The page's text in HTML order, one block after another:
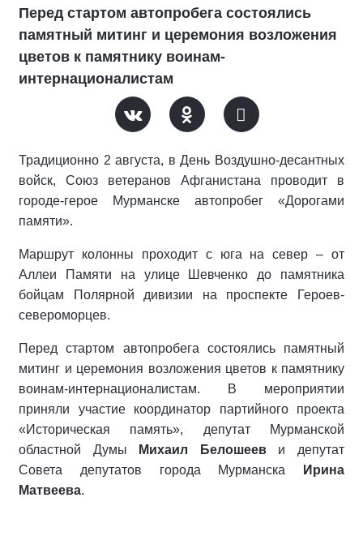
Перед стартом автопробега состоялись
памятный митинг и церемония возложения
цветов к памятнику воинам-
интернационалистам
Традиционно 2 августа, в День Воздушно-десантных
войск, Союз ветеранов Афганистана проводит в
городе-герое Мурманске автопробег «Дорогами
памяти».
Маршрут колонны проходит с юга на север – от
Аллеи Памяти на улице Шевченко до памятника
бойцам Полярной дивизии на проспекте Героев-
североморцев.
Перед стартом автопробега состоялись памятный
митинг и церемония возложения цветов к памятнику
воинам-интернационалистам. В мероприятии
приняли участие координатор партийного проекта
«Историческая память», депутат Мурманской
областной Думы
Михаил Белошееви депутат
Совета депутатов города Мурманска
Ирина
Матвеева.